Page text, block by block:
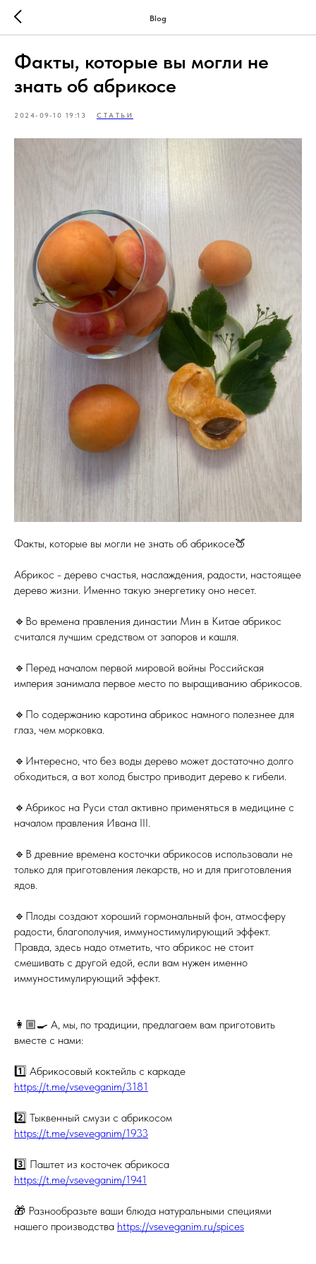
Blog
Факты, которые вы могли не
знать об абрикосе
2024-09-10 19:13 СТАТЬИ
Факты, которые вы могли не знать об абрикосе🍑
Абрикос - дерево счастья, наслаждения, радости, настоящее
дерево жизни. Именно такую энергетику оно несет.
🔹Во времена правления династии Мин в Китае абрикос
считался лучшим средством от запоров и кашля.
🔹Перед началом первой мировой войны Российская
империя занимала первое место по выращиванию абрикосов.
🔹По содержанию каротина абрикос намного полезнее для
глаз, чем морковка.
🔹Интересно, что без воды дерево может достаточно долго
обходиться, а вот холод быстро приводит дерево к гибели.
🔹Абрикос на Руси стал активно применяться в медицине с
началом правления Ивана III.
🔹В древние времена косточки абрикосов использовали не
только для приготовления лекарств, но и для приготовления
ядов.
🔹Плоды создают хороший гормональный фон, атмосферу
радости, благополучия, иммуностимулирующий эффект.
Правда, здесь надо отметить, что абрикос не стоит
смешивать с другой едой, если вам нужен именно
иммуностимулирующий эффект.
👩🏼‍🍳 А, мы, по традиции, предлагаем вам приготовить
вместе с нами:
1️⃣ Абрикосовый коктейль с каркаде
https://t.me/vseveganim/3181
2️⃣ Тыквенный смузи с абрикосом
https://t.me/vseveganim/1933
3️⃣ Паштет из косточек абрикоса
https://t.me/vseveganim/1941
🎁 Разнообразьте ваши блюда натуральными специями
нашего производства https://vseveganim.ru/spices